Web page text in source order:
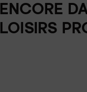
ENCORE
LOISIRS